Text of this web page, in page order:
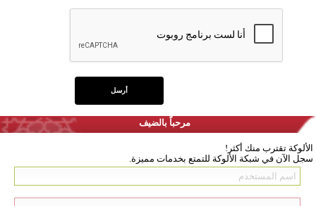
مرحباً بالضيف
الألوكة تقترب منك أكثر!
سجل الآن في شبكة الألوكة للتمتع بخدمات مميزة.